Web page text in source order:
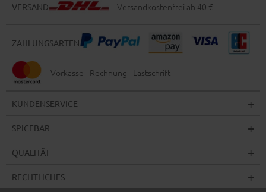
VERSAND Versandkostenfrei ab 40 €
ZAHLUNGSARTEN
Vorkasse Rechnung Lastschrift
KUNDENSERVICE
SPICEBAR
QUALITÄT
RECHTLICHES